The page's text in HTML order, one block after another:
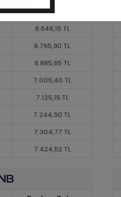
6.526,40 TL
6.646,15 TL
6.765,90 TL
6.885,65 TL
7.005,40 TL
7.125,15 TL
7.244,90 TL
7.304,77 TL
7.424,52 TL